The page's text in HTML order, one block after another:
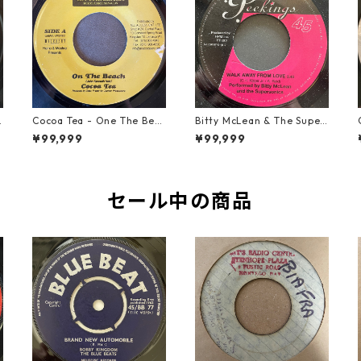
Cocoa Tea - One The Bea
ch【7-21919】
¥99,999
Bitty McLean & The Super
sonics - Walk Away From
Love【7-21989】
¥99,999
セール中の商品